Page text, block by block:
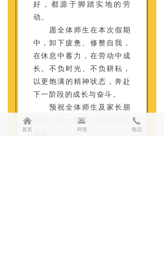
好，都源于脚踏实地的劳
动。
愿全体师生在本次假期
中，卸下疲惫、修整自我，
在休息中蓄力，在劳动中成
长。不负时光、不负耕耘，
以更饱满的精神状态，奔赴
下一阶段的成长与奋斗。
预祝全体师生及家长朋
友们：五一快乐，假期平安
낀
首页
뀵
环境
끅
电话